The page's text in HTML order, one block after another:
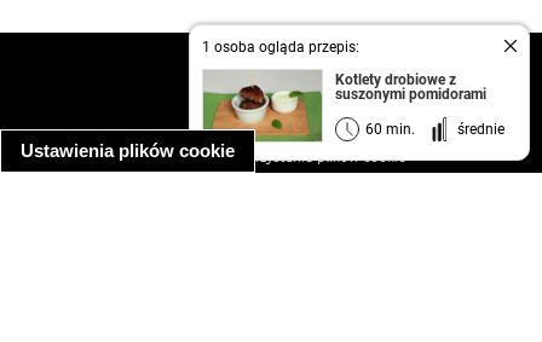
Ustawienia plików cookie
1 osoba ogląda przepis:
Kotlety drobiowe z
suszonymi pomidorami
60 min. średnie
kontakt
regulamin
informacja o prywatności
informacja o wykorzystaniu plików cookie